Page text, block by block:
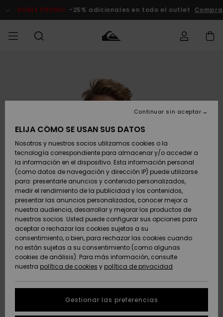
del
DOBLE PROMO -25% adicionales en todo el outlet
Zapatos y
chanclas
Surf
Snow
Novedades
Destacados
Zapatos y
chanclas
Surf
Snow
Novedades
Destacados
Destacados
Snow
SURF
Hombre
Highlights
Comunidad
SNOW
Snow
Hombre
Snow Niños
Tienda
Snow Mujer
Destacados
Comunidad
DOBLE
PROMO
Hombre
Outlet
Mujer
AYUDA &
CONTACTO
Envio
Devoluciones
Pago
Tarjeta de
regalo
Quiksilver
Freedom
Protección de
datos
personales
SOSTENIBILIDAD
ELIJA CÓMO SE USAN SUS DATOS
Nosotros y nuestros socios utilizamos cookies o la
tecnología correspondiente para almacenar y/o acceder a
la información en el dispositivo. Esta información personal
(como datos de navegación y dirección IP) puede utilizarse
para: presentarle anuncios y contenido personalizados,
medir el rendimiento de la publicidad y los contenidos,
presentar las anuncios personalizados, conocer mejor a
nuestra audiencia, desarrollar y mejorar los productos de
nuestros socios. Usted puede configurar sus opciones para
aceptar o rechazar las cookies sujetas a su
consentimiento, o bien, para rechazar las cookies cuando
no están sujetas a su consentimiento (como algunas
cookies de análisis). Para más información, consulte
nuestra política de cookies y política de privacidad
Gestionar las preferencias
Continuar sin aceptar